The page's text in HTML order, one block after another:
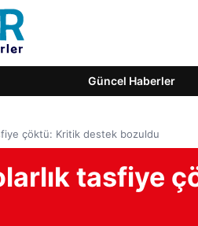
Güncel Haberler
çöktü: Kritik destek bozuldu
tasfiye